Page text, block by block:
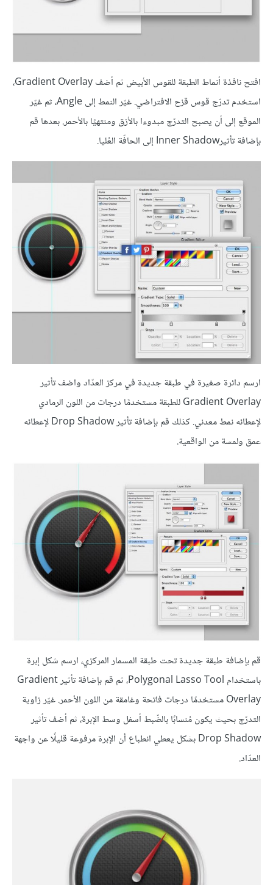
افتح نافذة أنماط الطبقة للقوس الأبيض ثم أضف Gradient Overlay،
استخدم تدرّج قوس قزح الافتراضي. غيّر النمط إلى Angle، ثم غيّر
الموقع إلى أن يصبح التدرّج مبدوءا بالأزق ومنتهيًا بالأحمر. بعدها قم
بإضافة تأثيرInner Shadow إلى الحافّة العُليا.
ارسم دائرة صغيرة في طبقة جديدة في مركز العدّاد واضف تأثير
Gradient Overlay للطبقة مستخدمًا درجات من اللون الرمادي
لإعطائه نمط معدني. كذلك قم بإضافة تأثير Drop Shadow لإعطائه
عمق ولمسة من الواقعية.
قم بإضافة طبقة جديدة تحت طبقة المسمار المركزي، ارسم شكل إبرة
باستخدام Polygonal Lasso Tool، ثم قم بإضافة تأثير Gradient
Overlay مستخدمًا درجات فاتحة وغامقة من اللون الأحمر. غيّر زاوية
التدرّج بحيث يكون مُنسابًا بالضّبط أسفل وسط الإبرة، ثم أضف تأثير
Drop Shadow بشكل يعطي انطباع أن الإبرة مرفوعة قليلًا عن واجهة
العدّاد.